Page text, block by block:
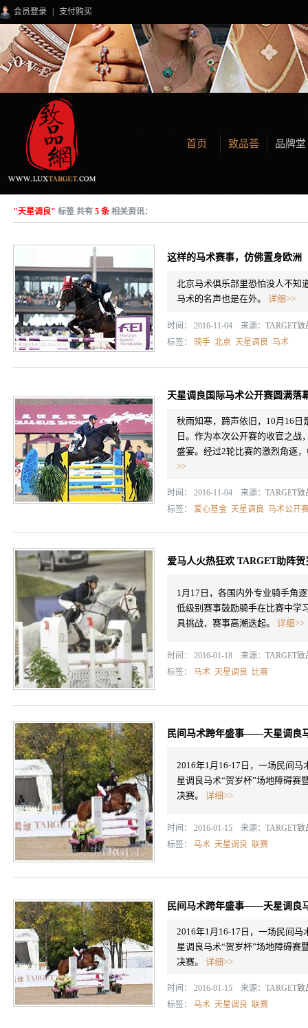
会员登录 支付购买
首页 致品荟 品牌堂
"天星调良" 标签 共有 5 条相关资讯：
这样的马术赛事，仿佛置身欧洲
北京马术俱乐部里恐怕没人不知
马术的名声也是在外。 详细>>
时间： 2016-11-04 来源： TARGET致
标签： 骑手 北京 天星调良 马术
天星调良国际马术公开赛圆满落
秋雨知寒，蹄声依旧，10月16日
日。作为本次公开赛的收官之战
盛宴。经过2轮比赛的激烈角逐
>>
时间： 2016-11-04 来源： TARGET致
标签： 爱心基金 天星调良 马术公开
爱马人火热狂欢 TARGET助阵贺
1月17日，各国内外专业骑手角
低级别赛事鼓励骑手在比赛中学
具挑战，赛事高潮迭起。 详细>>
时间： 2016-01-18 来源： TARGET致
标签： 马术 天星调良 比赛
民间马术跨年盛事——天星调良
2016年1月16-17日，一场民间
星调良马术“贺岁杯”场地障碍赛
决赛。 详细>>
时间： 2016-01-15 来源： TARGET致
标签： 马术 天星调良 联赛
民间马术跨年盛事——天星调良
2016年1月16-17日，一场民间
星调良马术“贺岁杯”场地障碍赛
决赛。 详细>>
时间： 2016-01-15 来源： TARGET致
标签： 马术 天星调良 联赛